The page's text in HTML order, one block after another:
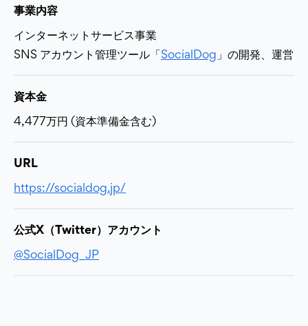
事業内容
インターネットサービス事業
SNS アカウント管理ツール「SocialDog 」の開発、運営
資本金
4,477万円 (資本準備金含む)
URL
https://socialdog.jp/
公式X（Twitter）アカウント
@SocialDog_JP